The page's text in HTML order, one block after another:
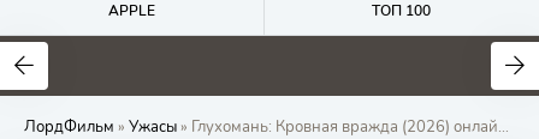
APPLE ТОП 100
5.8
ЛордФильм » Ужасы» Глухомань: Кровная вражда (2026) онлайн бесплатно на LordFilm